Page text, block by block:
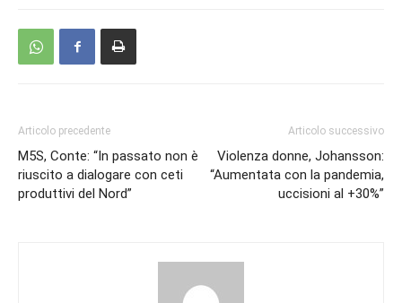
Articolo precedente
M5S, Conte: “In passato non è
riuscito a dialogare con ceti
produttivi del Nord”
Articolo successivo
Violenza donne, Johansson:
“Aumentata con la pandemia,
uccisioni al +30%”